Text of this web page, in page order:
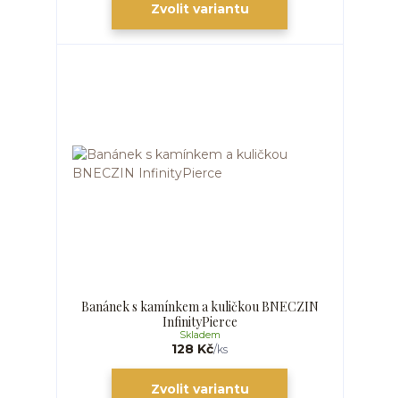
Zvolit variantu
Banánek s kamínkem a kuličkou BNECZIN
InfinityPierce
128 Kč/ks
Skladem
Zvolit variantu